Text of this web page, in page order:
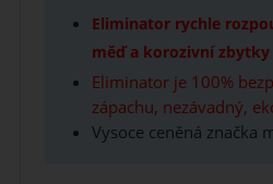
Eliminator rychle
měď a korozivní zbytky
Eliminator je 100%
zápachu, nezávadný,
Vysoce ceněná značka